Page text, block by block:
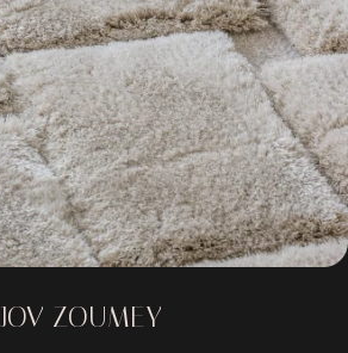
JOV ZOUMEY